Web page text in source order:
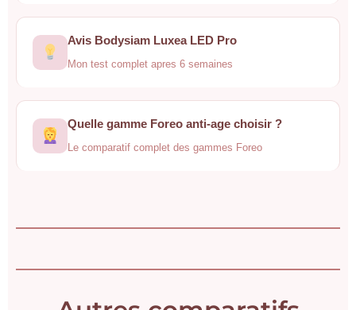
Avis Bodysiam Luxea LED Pro
Mon test complet apres 6 semaines
Quelle gamme Foreo anti-age choisir ?
Le comparatif complet des gammes Foreo